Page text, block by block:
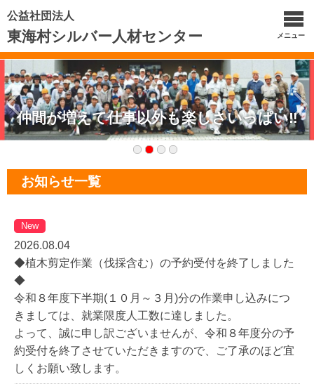
公益社団法人
東海村シルバー人材センター メニュー
仲間が増えて仕事以外も楽しさいっぱい‼
お知らせ一覧
New
2026.08.04
◆植木剪定作業（伐採含む）の予約受付を終了しました
◆
令和８年度下半期(１０月～３月)分の作業申し込みにつ
きましては、就業限度人工数に達しました。
よって、誠に申し訳ございませんが、令和８年度分の予
約受付を終了させていただきますので、ご了承のほど宜
しくお願い致します。